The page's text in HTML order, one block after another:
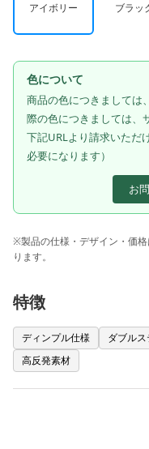
アイボリー ブラッ
色について
商品の色につきましては
際の色につきましては、
下記URLより請求いただ
必要になります）
お
※製品の仕様・デザイン・価
ります。
特徴
ディンプル仕様 ダブル
高反発素材